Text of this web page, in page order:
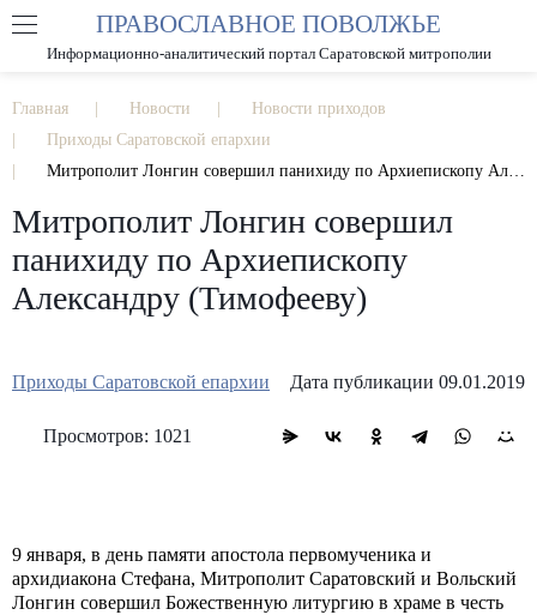
РАЗМЕР ШРИФТА А А
ПРАВОСЛАВНОЕ ПОВОЛЖЬЕ
Информационно-аналитический портал Саратовской митрополии
Главная Новости
Новости приходов
Приходы Саратовской епархии
Митрополит Лонгин совершил панихиду по Архиепископу Александру (Тимофееву)
Митрополит Лонгин совершил
панихиду по Архиепископу
Александру (Тимофееву)
Приходы Саратовской епархии Дата публикации 09.01.2019
Просмотров: 1021
9 января, в день памяти апостола первомученика и
архидиакона Стефана, Митрополит Саратовский и Вольский
Лонгин совершил Божественную литургию в храме в честь